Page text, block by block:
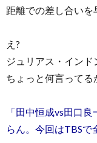
距離での差し合いを
え?
ジュリアス・インド
ちょっと何言ってる
「田中恒成vs田口
らん。今回はTBSで